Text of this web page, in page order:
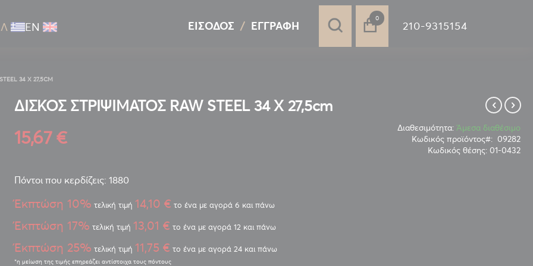
ΕΝ
0στοιχεία
ΕΊΣΟΔΟΣ ΕΓΓΡΑΦΉ 210-9315154
34 Χ 27,5CM
ΔΙΣΚΟΣ ΣΤΡΙΨΙΜΑΤΟΣ RAW STEEL 34 Χ 27,5cm
15,67 € Διαθεσιμότητα: Άμεσα διαθέσιμο
Κωδικός προϊόντος
09282
Κωδικός θέσης: 01-0432
Πόντοι που κερδίζεις: 1880
Έκπτώση 10% τελική τιμή 14,10 € το ένα με αγορά 6 και πάνω
Έκπτώση 17% τελική τιμή 13,01 € το ένα με αγορά 12 και πάνω
Έκπτώση 25% τελική τιμή 11,75 € το ένα με αγορά 24 και πάνω